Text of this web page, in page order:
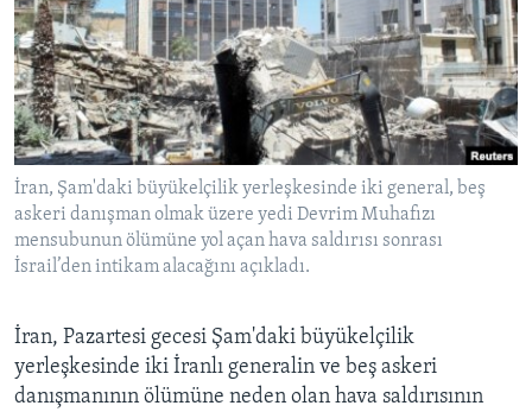
HAYATTAN
SANAT
BIZI TAKIP EDIN
Diller
İran, Şam'daki büyükelçilik yerleşkesinde iki general, beş
askeri danışman olmak üzere yedi Devrim Muhafızı
mensubunun ölümüne yol açan hava saldırısı sonrası
İsrail’den intikam alacağını açıkladı.
İran, Pazartesi gecesi Şam'daki büyükelçilik
yerleşkesinde iki İranlı generalin ve beş askeri
danışmanının ölümüne neden olan hava saldırısının